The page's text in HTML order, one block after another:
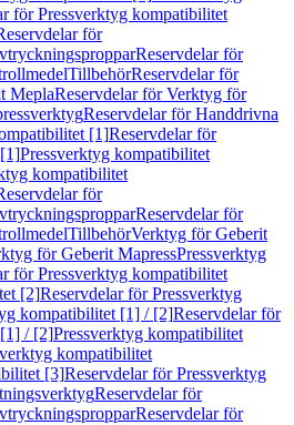
för Pressverktyg kompatibilitet
för
Reservdelar för
TillbehörReservdelar för
MeplaReservdelar för Verktyg för
Reservdelar för Handdrivna
[1]Reservdelar för
Pressverktyg kompatibilitet
kompatibilitet
för
Reservdelar för
TillbehörVerktyg för Geberit
för Geberit MapressPressverktyg
för Pressverktyg kompatibilitet
[2]Reservdelar för Pressverktyg
kompatibilitet [1] / [2]Reservdelar för
/ [2]Pressverktyg kompatibilitet
kompatibilitet
[3]Reservdelar för Pressverktyg
Reservdelar för
Reservdelar för